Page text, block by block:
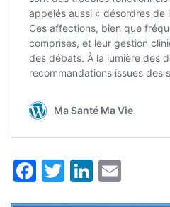
Facebook
TwitterLinkedIn